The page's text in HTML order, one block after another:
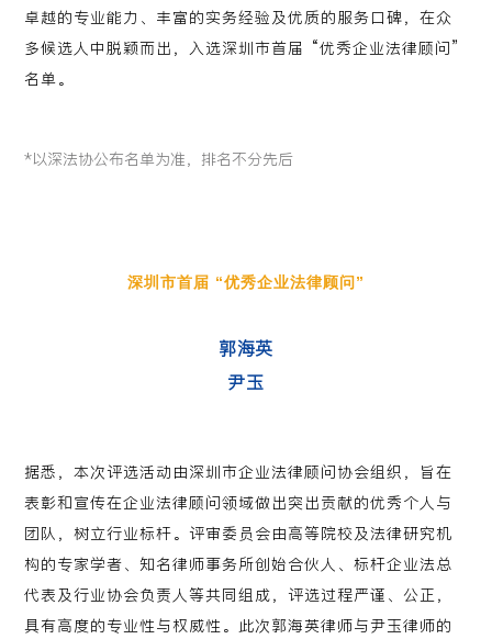
卓越的专业能力、丰富的实务经验及优质的服务口碑，在众
多候选人中脱颖而出，入选深圳市首届 “优秀企业法律顾问”
名单。
*以深法协公布名单为准，排名不分先后
深圳市首届 “优秀企业法律顾问”
郭海英
尹玉
据悉，本次评选活动由深圳市企业法律顾问协会组织，旨在
表彰和宣传在企业法律顾问领域做出突出贡献的优秀个人与
团队，树立行业标杆。评审委员会由高等院校及法律研究机
构的专家学者、知名律师事务所创始合伙人、标杆企业法总
代表及行业协会负责人等共同组成，评选过程严谨、公正，
具有高度的专业性与权威性。此次郭海英律师与尹玉律师的